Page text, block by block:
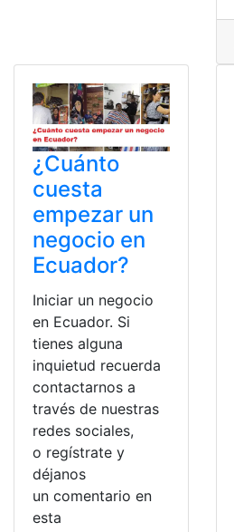
¿Cuánto
cuesta
empezar un
negocio en
Ecuador?
Iniciar un negocio
en Ecuador. Si
tienes alguna
inquietud recuerda
contactarnos a
través de nuestras
redes sociales,
o regístrate y
déjanos
un comentario en
esta